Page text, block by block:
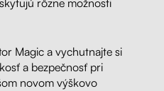
rôzne možnosti
Magic a vychutnajte si
a bezpečnosť pri
novom výškovo